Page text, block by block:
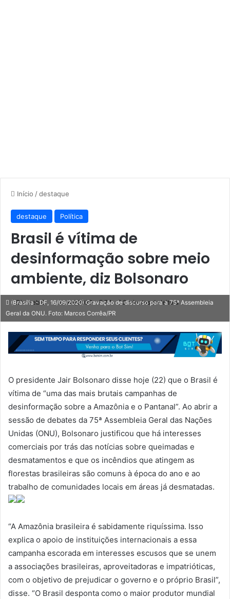
Início /destaque
destaque Política
Brasil é vítima de
desinformação sobre meio
ambiente, diz Bolsonaro
Diviweb Mande
um
mail
22/09/2020 77 2 minutos de leitura
(Brasília - DF, 16/09/2020) Gravação de discurso para a 75ª Assembleia
Geral da ONU. Foto: Marcos Corrêa/PR
O presidente Jair Bolsonaro disse hoje (22) que o Brasil é
vítima de “uma das mais brutais campanhas de
desinformação sobre a Amazônia e o Pantanal”. Ao abrir a
sessão de debates da 75ª Assembleia Geral das Nações
Unidas (ONU), Bolsonaro justificou que há interesses
comerciais por trás das notícias sobre queimadas e
desmatamentos e que os incêndios que atingem as
florestas brasileiras são comuns à época do ano e ao
trabalho de comunidades locais em áreas já desmatadas.
“A Amazônia brasileira é sabidamente riquíssima. Isso
explica o apoio de instituições internacionais a essa
campanha escorada em interesses escusos que se unem
a associações brasileiras, aproveitadoras e impatrióticas,
com o objetivo de prejudicar o governo e o próprio Brasil”,
disse. “O Brasil desponta como o maior produtor mundial